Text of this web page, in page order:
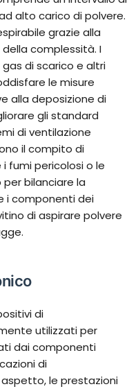
alto carico di polvere.
grazie alla
complessità. I
di scarico e altri
le misure
alla deposizione di
gli standard
di ventilazione
il compito di
fumi pericolosi o le
bilanciare la
i componenti dei
di aspirare polvere
di
utilizzati per
dai componenti
di
le prestazioni